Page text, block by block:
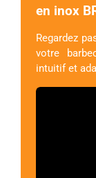
en inox
Regardez
votre
intuitif et